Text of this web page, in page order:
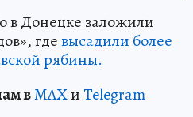
в Донецке заложили
гдевысадили более
рябины.
вMAXиTelegram